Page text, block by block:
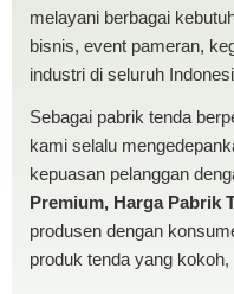
melayani berbagai
bisnis, event pameran,
industri di seluruh
Sebagai pabrik tenda
kami selalu
kepuasan pelanggan
Premium, Harga Pabrik
produsen dengan
produk tenda yang